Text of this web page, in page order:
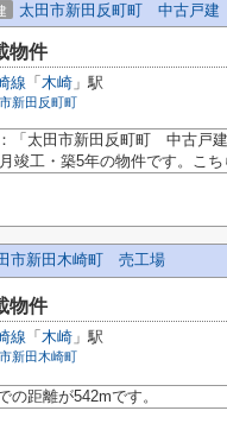
太田市新田反町町 中古戸建
物件
線 「 木崎 」駅
新田反町町
「太田市新田反町町 中古戸
竣工・築5年の物件です。こ
市新田木崎町 売工場
物件
線 「 木崎 」駅
新田木崎町
の距離が542mです。